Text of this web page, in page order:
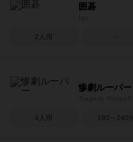
囲碁
2人用
惨劇ルーパー
4人用 180～240分